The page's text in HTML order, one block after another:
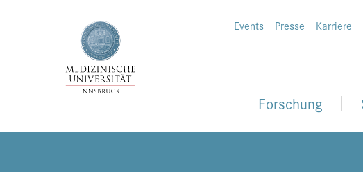
Events Presse Karriere
Forschung